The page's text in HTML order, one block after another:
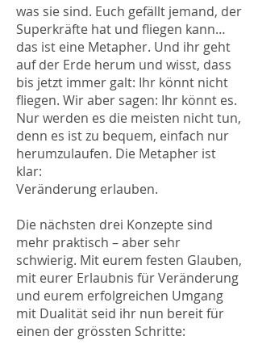
was sie sind. Euch gefällt jemand, der
Superkräfte hat und fliegen kann…
das ist eine Metapher. Und ihr geht
auf der Erde herum und wisst, dass
bis jetzt immer galt: Ihr könnt nicht
fliegen. Wir aber sagen: Ihr könnt es.
Nur werden es die meisten nicht tun,
denn es ist zu bequem, einfach nur
herumzulaufen. Die Metapher ist
klar:
Veränderung erlauben.
Die nächsten drei Konzepte sind
mehr praktisch – aber sehr
schwierig. Mit eurem festen Glauben,
mit eurer Erlaubnis für Veränderung
und eurem erfolgreichen Umgang
mit Dualität seid ihr nun bereit für
einen der grössten Schritte: